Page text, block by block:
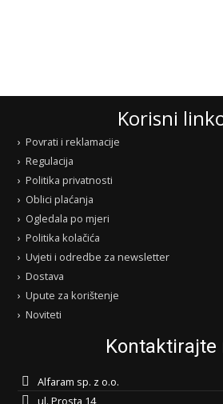
Korisni
Povrati i reklamacije
Regulacija
Politika privatnosti
Oblici plaćanja
Ogledala po mjeri
Politika kolačića
Uvjeti i odredbe za newsletter
Dostava
Upute za korištenje
Noviteti
Kontaktirajte
Alfaram sp. z o.o.
ul. Prosta 14